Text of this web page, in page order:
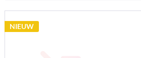
NIEUW